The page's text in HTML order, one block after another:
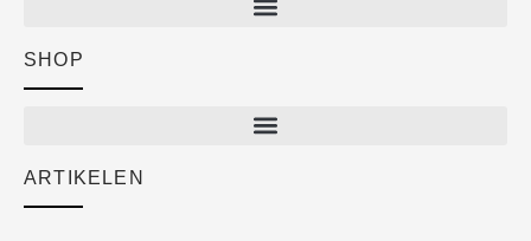
SHOP
ARTIKELEN